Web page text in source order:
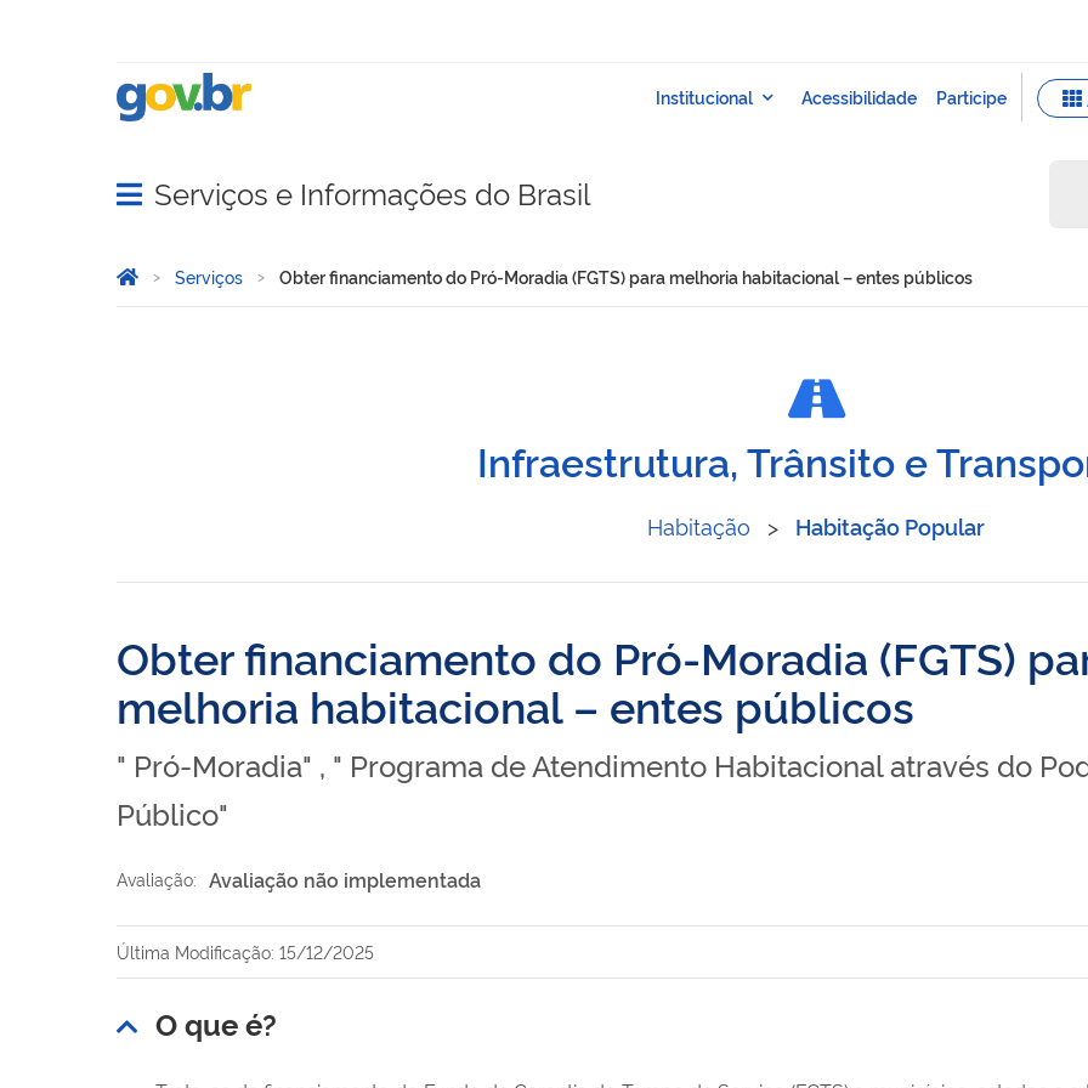
Abrir menu principal de navegação
Serviços e Informações do Brasil
Você está aqui:
Página Inicial
Serviços Obter financiamento do Pró-Moradia (FGTS) para melhoria habitacional – entes públicos
Infraestrutura, Trânsito e
Habitação > Habitação Popular
Obter financiamento do Pró-Moradia (FGTS)
melhoria habitacional – entes públicos
" Pró-Moradia" , " Programa de Atendimento Habitacional através do
Público"
Avaliação: Avaliação não implementada
Última Modificação: 15/12/2025
O que é?